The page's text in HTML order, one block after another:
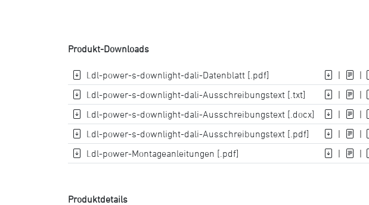
Produkt-Downloads
l.dl-power-s-downlight-dali-Datenblatt [.pdf] |
|
l.dl-power-s-downlight-dali-Ausschreibungstext [.txt]
|
|
l.dl-power-s-downlight-dali-Ausschreibungstext [.docx]
|
|
l.dl-power-s-downlight-dali-Ausschreibungstext [.pdf]
|
|
l.dl-power-Montageanleitungen [.pdf]
| |
Produktdetails